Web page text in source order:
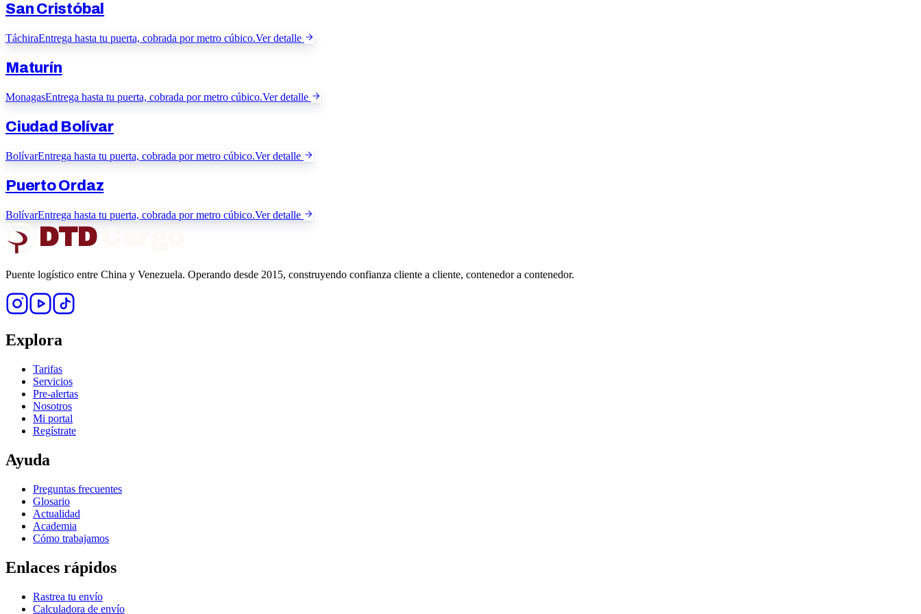
San Cristóbal
TáchiraEntrega hasta tu puerta, cobrada por metro cúbico.Ver detalle
Maturín
MonagasEntrega hasta tu puerta, cobrada por metro cúbico.Ver detalle
Ciudad Bolívar
BolívarEntrega hasta tu puerta, cobrada por metro cúbico.Ver detalle
Puerto Ordaz
BolívarEntrega hasta tu puerta, cobrada por metro cúbico.Ver detalle
DTD
Puente logístico entre China y Venezuela. Operando desde 2015, construyendo confianza cliente a cliente, contenedor a contenedor.
Explora
Tarifas
Servicios
Pre-alertas
Nosotros
Mi portal
Regístrate
Ayuda
Preguntas frecuentes
Glosario
Actualidad
Academia
Cómo trabajamos
Enlaces rápidos
Rastrea tu envío
Calculadora de envío